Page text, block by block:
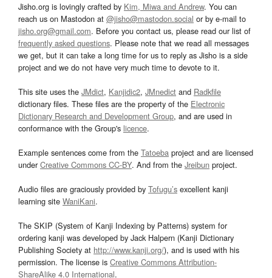
Jisho.org is lovingly crafted by Kim, Miwa and Andrew. You can
reach us on Mastodon at @jisho@mastodon.social or by e-mail to
jisho.org@gmail.com. Before you contact us, please read our list of
frequently asked questions. Please note that we read all messages
we get, but it can take a long time for us to reply as Jisho is a side
project and we do not have very much time to devote to it.
This site uses the JMdict, Kanjidic2, JMnedict and Radkfile
dictionary files. These files are the property of the Electronic
Dictionary Research and Development Group, and are used in
conformance with the Group's licence.
Example sentences come from the Tatoeba project and are licensed
underCreative Commons CC-BY. And from the Jreibun project.
Audio files are graciously provided by Tofugu’s excellent kanji
learning site WaniKani.
The SKIP (System of Kanji Indexing by Patterns) system for
ordering kanji was developed by Jack Halpern (Kanji Dictionary
Publishing Society at http://www.kanji.org/), and is used with his
permission. The license is Creative Commons Attribution-
ShareAlike 4.0 International.